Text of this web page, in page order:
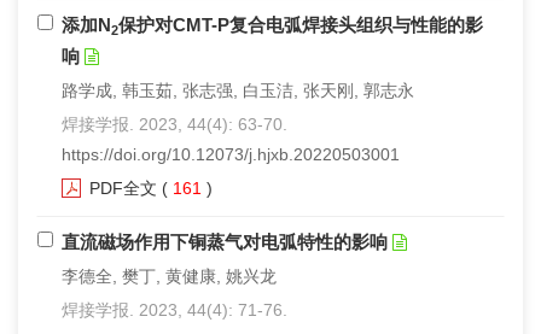
添加N2保护对CMT-P复合电弧焊接头组织与性能的影
响
路学成, 韩玉茹, 张志强, 白玉洁, 张天刚, 郭志永
焊接学报. 2023, 44(4): 63-70.
https://doi.org/10.12073/j.hjxb.20220503001
PDF全文 ( 161 )
直流磁场作用下铜蒸气对电弧特性的影响
李德全, 樊丁, 黄健康, 姚兴龙
焊接学报. 2023, 44(4): 71-76.